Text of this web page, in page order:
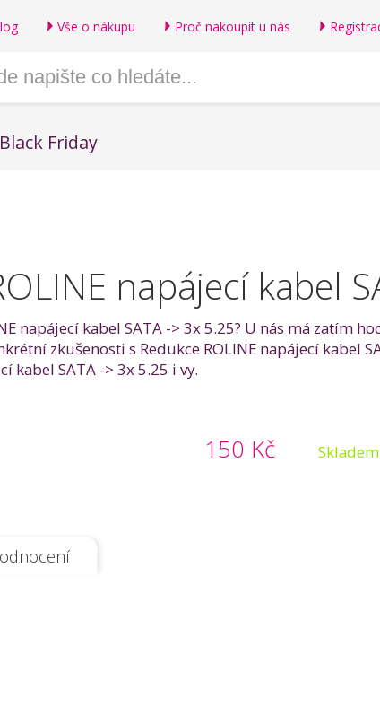
Vše o nákupu Proč nakoupit u nás
Black Friday
napájecí kabel
napájecí kabel SATA -> 3x 5.25? U nás má zatím
zkušenosti s Redukce ROLINE napájecí kabel
kabel SATA -> 3x 5.25 i vy.
150 Kč Skladem